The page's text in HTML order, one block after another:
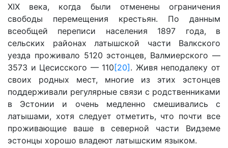
XIX века, когда были отменены ограничения
свободы перемещения крестьян. По данным
всеобщей переписи населения 1897 года, в
сельских районах латышской части Валкского
уезда проживало 5120 эстонцев, Валмиерского —
3573 и Цесисского — 110 [20] . Живя неподалеку от
своих родных мест, многие из этих эстонцев
поддерживали регулярные связи с родственниками
в Эстонии и очень медленно смешивались с
латышами, хотя следует отметить, что почти все
проживающие ваше в северной части Видземе
эстонцы хорошо владеют латышским языком.